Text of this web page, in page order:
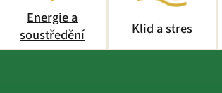
Energie a
soustředění
Klid a stres